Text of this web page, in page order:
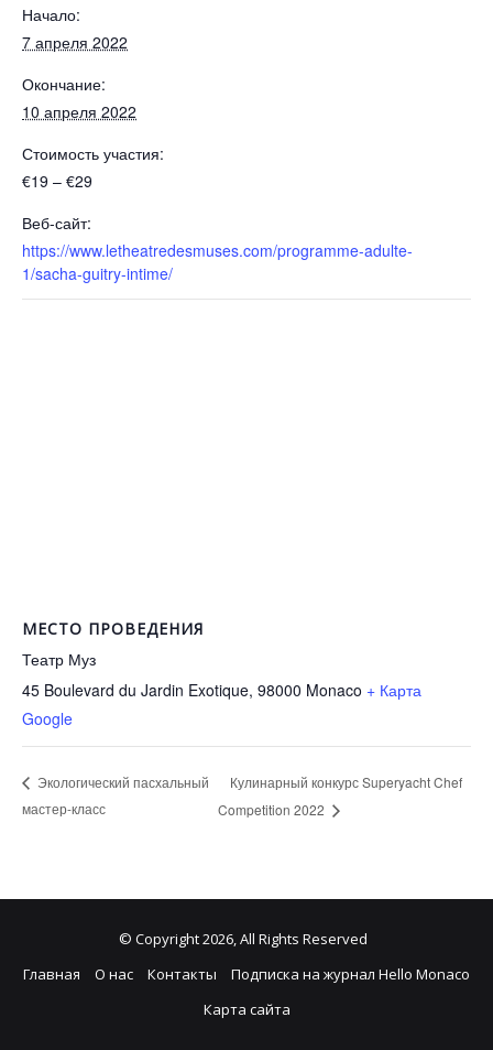
Начало:
7 апреля 2022
Окончание:
10 апреля 2022
Стоимость участия:
€19 – €29
Веб-сайт:
https://www.letheatredesmuses.com/programme-adulte-
1/sacha-guitry-intime/
МЕСТО ПРОВЕДЕНИЯ
Театр Муз
45 Boulevard du Jardin Exotique, 98000 Monaco + Карта
Google
Экологический пасхальный
мастер-класс
Кулинарный конкурс Superyacht Chef
Competition 2022
© Copyright 2026, All Rights Reserved
Главная
О нас Контакты
Подписка на журнал Hello Monaco
Карта сайта